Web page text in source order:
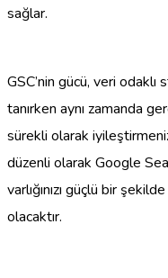
sağlar.
GSC’nin gücü, veri
tanırken aynı zamanda
sürekli olarak
düzenli olarak Google
varlığınızı güçlü bir
olacaktır.